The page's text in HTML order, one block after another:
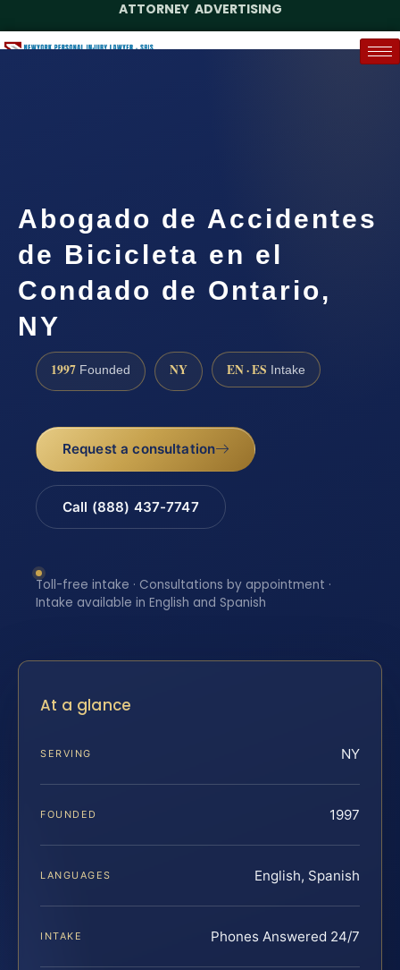
ATTORNEY ADVERTISING
Abogado de Accidentes
de Bicicleta en el
Condado de Ontario,
NY
1997 Founded NY EN · ES Intake
Request a consultation
Call (888) 437-7747
Toll-free intake · Consultations by appointment ·
Intake available in English and Spanish
At a glance
SERVING NY
FOUNDED 1997
LANGUAGES English, Spanish
INTAKE Phones Answered 24/7